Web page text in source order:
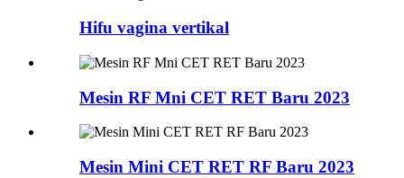
Hifu vagina vertikal
Mesin RF Mni CET RET Baru 2023
Mesin Mini CET RET RF Baru 2023